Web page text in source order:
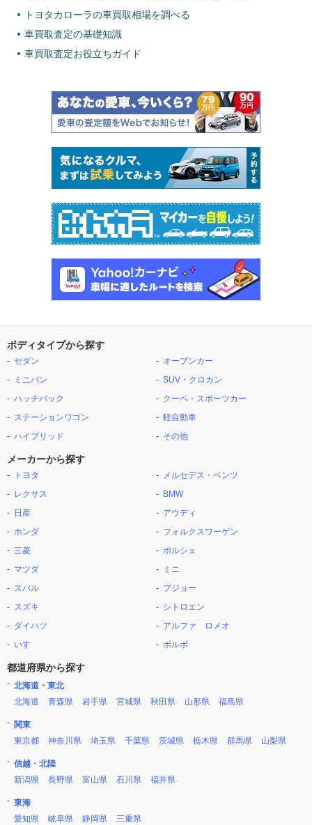
トヨタカローラの車買取相場を調べる
車買取査定の基礎知識
車買取査定お役立ちガイド
ボディタイプから探す
セダン
ミニバン
ハッチバック
ステーションワゴン
ハイブリッド
オープンカー
SUV・クロカン
クーペ・スポーツカー
軽自動車
その他
メーカーから探す
トヨタ
レクサス
日産
ホンダ
三菱
マツダ
スバル
スズキ
ダイハツ
いすゞ
メルセデス・ベンツ
BMW
アウディ
フォルクスワーゲン
ポルシェ
ミニ
プジョー
シトロエン
アルファ ロメオ
ボルボ
都道府県から探す
北海道・東北
北海道
青森県 岩手県 宮城県 秋田県 山形県 福島県
関東
東京都
神奈川県 埼玉県 千葉県 茨城県 栃木県 群馬県 山梨県
信越・北陸
新潟県
長野県 富山県 石川県 福井県
東海
愛知県
岐阜県 静岡県 三重県